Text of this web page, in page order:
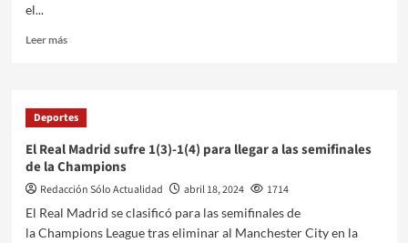
el...
Leer más
Deportes
El Real Madrid sufre 1(3)-1(4) para llegar a las semifinales
de la Champions
Redacción Sólo Actualidad abril 18, 2024
1714
El Real Madrid se clasificó para las semifinales de
la Champions League tras eliminar al Manchester City en la